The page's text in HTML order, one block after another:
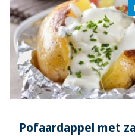
Pofaardappel met